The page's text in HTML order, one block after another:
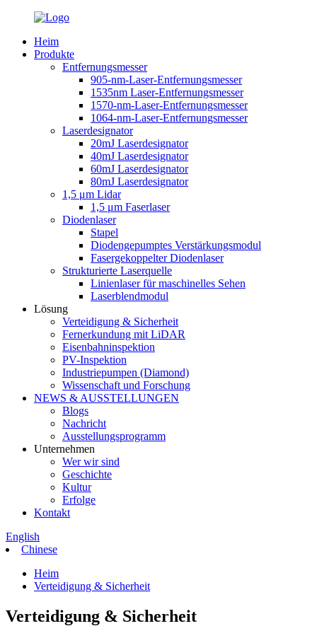
Heim
Produkte
Entfernungsmesser
905-nm-Laser-Entfernungsmesser
1535nm Laser-Entfernungsmesser
1570-nm-Laser-Entfernungsmesser
1064-nm-Laser-Entfernungsmesser
Laserdesignator
20mJ Laserdesignator
40mJ Laserdesignator
60mJ Laserdesignator
80mJ Laserdesignator
1,5 μm Lidar
1,5 μm Faserlaser
Diodenlaser
Stapel
Diodengepumptes Verstärkungsmodul
Fasergekoppelter Diodenlaser
Strukturierte Laserquelle
Linienlaser für maschinelles Sehen
Laserblendmodul
Lösung
Verteidigung & Sicherheit
Fernerkundung mit LiDAR
Eisenbahninspektion
PV-Inspektion
Industriepumpen (Diamond)
Wissenschaft und Forschung
NEWS & AUSSTELLUNGEN
Blogs
Nachricht
Ausstellungsprogramm
Unternehmen
Wer wir sind
Geschichte
Kultur
Erfolge
Kontakt
English
Chinese
Heim
Verteidigung & Sicherheit
Verteidigung & Sicherheit